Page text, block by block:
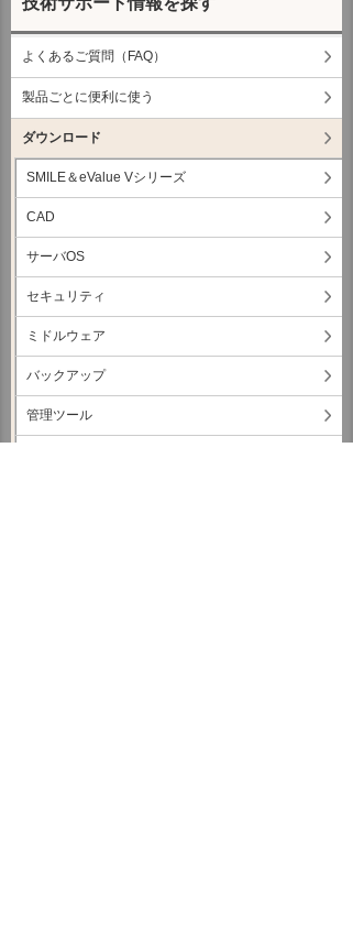
よくあるご質問（FAQ）
製品ごとに便利に使う
ダウンロード
SMILE＆eValue Vシリーズ
CAD
サーバOS
セキュリティ
ミドルウェア
バックアップ
管理ツール